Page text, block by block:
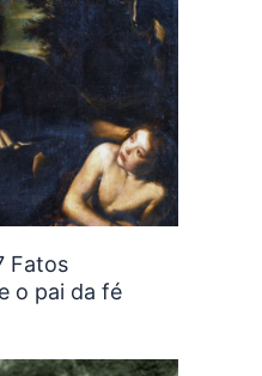
Fatos
o pai da fé